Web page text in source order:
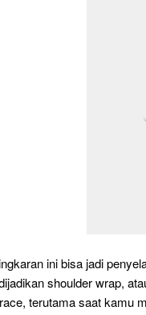
ini bisa jadi
shoulder wrap,
terutama saat kamu